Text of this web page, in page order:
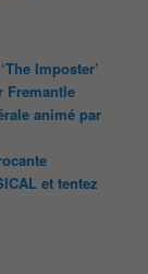
Imposter’
Fremantle
animé par
et tentez